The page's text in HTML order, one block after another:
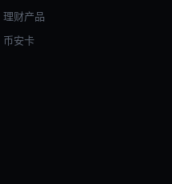
理财产品
币安卡